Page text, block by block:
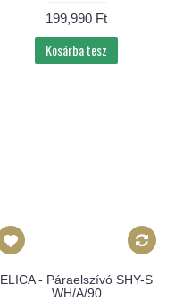
199,990 Ft
Kosárba tesz
ELICA - Páraelszívó SHY-S
WH/A/90